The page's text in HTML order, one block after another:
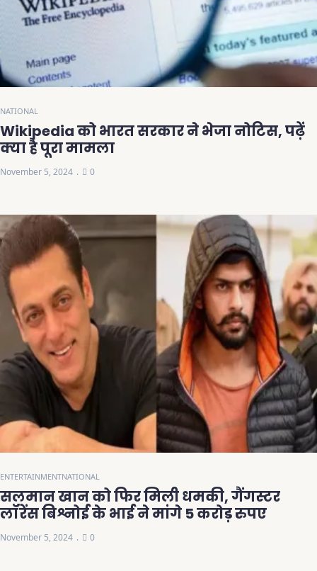
NATIONAL
Wikipedia को भारत सरकार ने भेजा नोटिस, पढ़ें
क्या है पूरा मामला
November 5, 2024 0
ENTERTAINMENTNATIONAL
सलमान खान को फिर मिली धमकी, गैंगस्टर
लॉरेंस बिश्नोई के भाई ने मांगे 5 करोड़ रुपए
November 5, 2024 0